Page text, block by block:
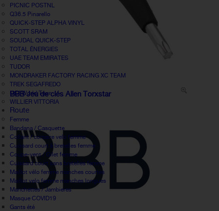
PICNIC POSTNL
Q36.5 Pinarello
QUICK-STEP ALPHA VINYL
SCOTT SRAM
SOUDAL QUICK-STEP
TOTAL ÉNERGIES
UAE TEAM EMIRATES
TUDOR
MONDRAKER FACTORY RACING XC TEAM
TREK SEGAFREDO
UCI World Tour
WILLIER VITTORIA
Route
Femme
Bandana / Casquette
Collant / corsaire velo femme
Cuissard court à bretelles femme
Coupe-vent / Gilet femme
Cuissard court sans bretelles femme
Maillot vélo femme manches courtes
Maillot velo femme manches longues
Manchettes / Jambieres
Masque COVID19
Gants été
BBB Jeu de clés Allen Torxstar